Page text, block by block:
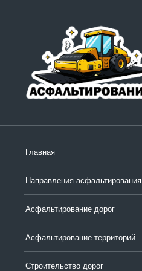
Главная
Направления асфальтирования
Асфальтирование дорог
Асфальтирование территорий
Строительство дорог